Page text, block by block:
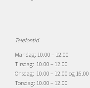
Telefontid
Mandag: 10.00 – 12.00
Tirsdag: 10.00 – 12.00
Onsdag: 10.00 – 12.00 og 16.00
Torsdag: 10.00 – 12.00